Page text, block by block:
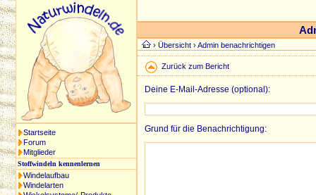
Startseite
Forum
Mitglieder
Stoffwindeln kennenlernen
Windelaufbau
Windelarten
›Übersicht › Admin benachrichtigen
Zurück zum Bericht
Deine E-Mail-Adresse (optional):
Grund für die Benachrichtigung: